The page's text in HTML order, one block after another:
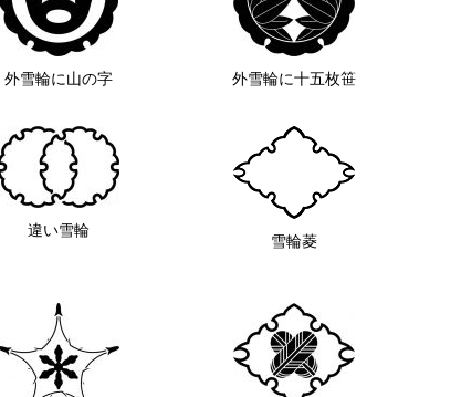
外雪輪に山の字 外雪輪に十五枚笹
違い雪輪
雪輪菱